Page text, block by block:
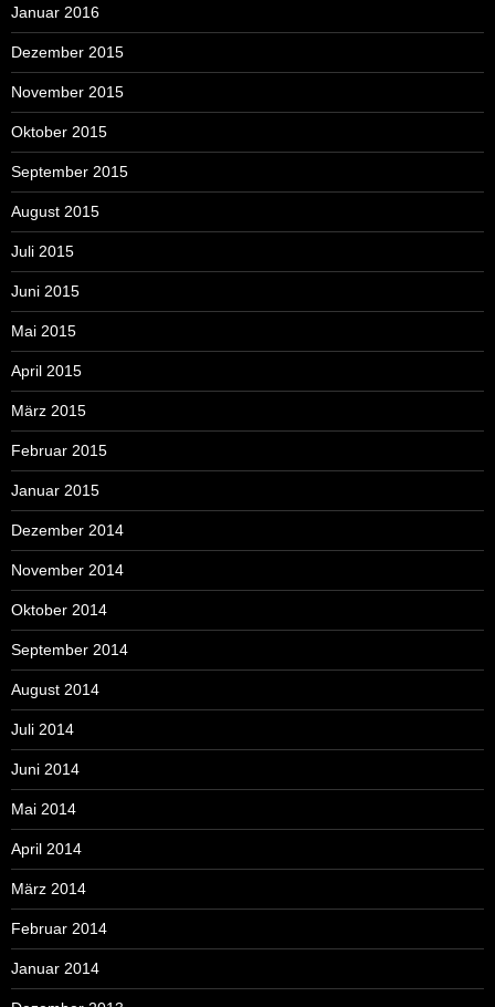
Januar 2016
Dezember 2015
November 2015
Oktober 2015
September 2015
August 2015
Juli 2015
Juni 2015
Mai 2015
April 2015
März 2015
Februar 2015
Januar 2015
Dezember 2014
November 2014
Oktober 2014
September 2014
August 2014
Juli 2014
Juni 2014
Mai 2014
April 2014
März 2014
Februar 2014
Januar 2014